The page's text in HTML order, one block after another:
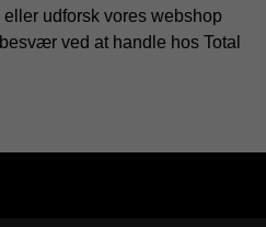
udforsk vores webshop
ved at handle hos Total